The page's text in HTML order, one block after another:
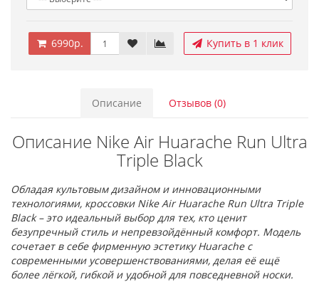
6990р. Купить в 1 клик
Описание Отзывов (0)
Описание Nike Air Huarache Run Ultra
Triple Black
Обладая культовым дизайном и инновационными
технологиями, кроссовки Nike Air Huarache Run Ultra Triple
Black – это идеальный выбор для тех, кто ценит
безупречный стиль и непревзойдённый комфорт. Модель
сочетает в себе фирменную эстетику Huarache с
современными усовершенствованиями, делая её ещё
более лёгкой, гибкой и удобной для повседневной носки.